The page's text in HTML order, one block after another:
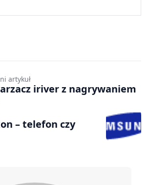
artykuł
iriver z nagrywaniem
– telefon czy